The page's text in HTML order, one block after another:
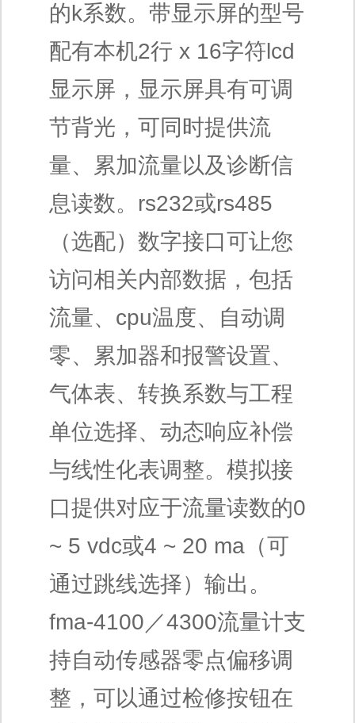
的k系数。带显示屏的型号
配有本机2行 x 16字符lcd
显示屏，显示屏具有可调
节背光，可同时提供流
量、累加流量以及诊断信
息读数。rs232或rs485
（选配）数字接口可让您
访问相关内部数据，包括
流量、cpu温度、自动调
零、累加器和报警设置、
气体表、转换系数与工程
单位选择、动态响应补偿
与线性化表调整。模拟接
口提供对应于流量读数的0
~ 5 vdc或4 ~ 20 ma（可
通过跳线选择）输出。
fma-4100／4300流量计支
持自动传感器零点偏移调
整，可以通过检修按钮在